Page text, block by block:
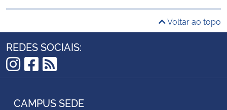
Voltar ao topo
REDES SOCIAIS:
Instagram
Facebook
RSS
CAMPUS SEDE